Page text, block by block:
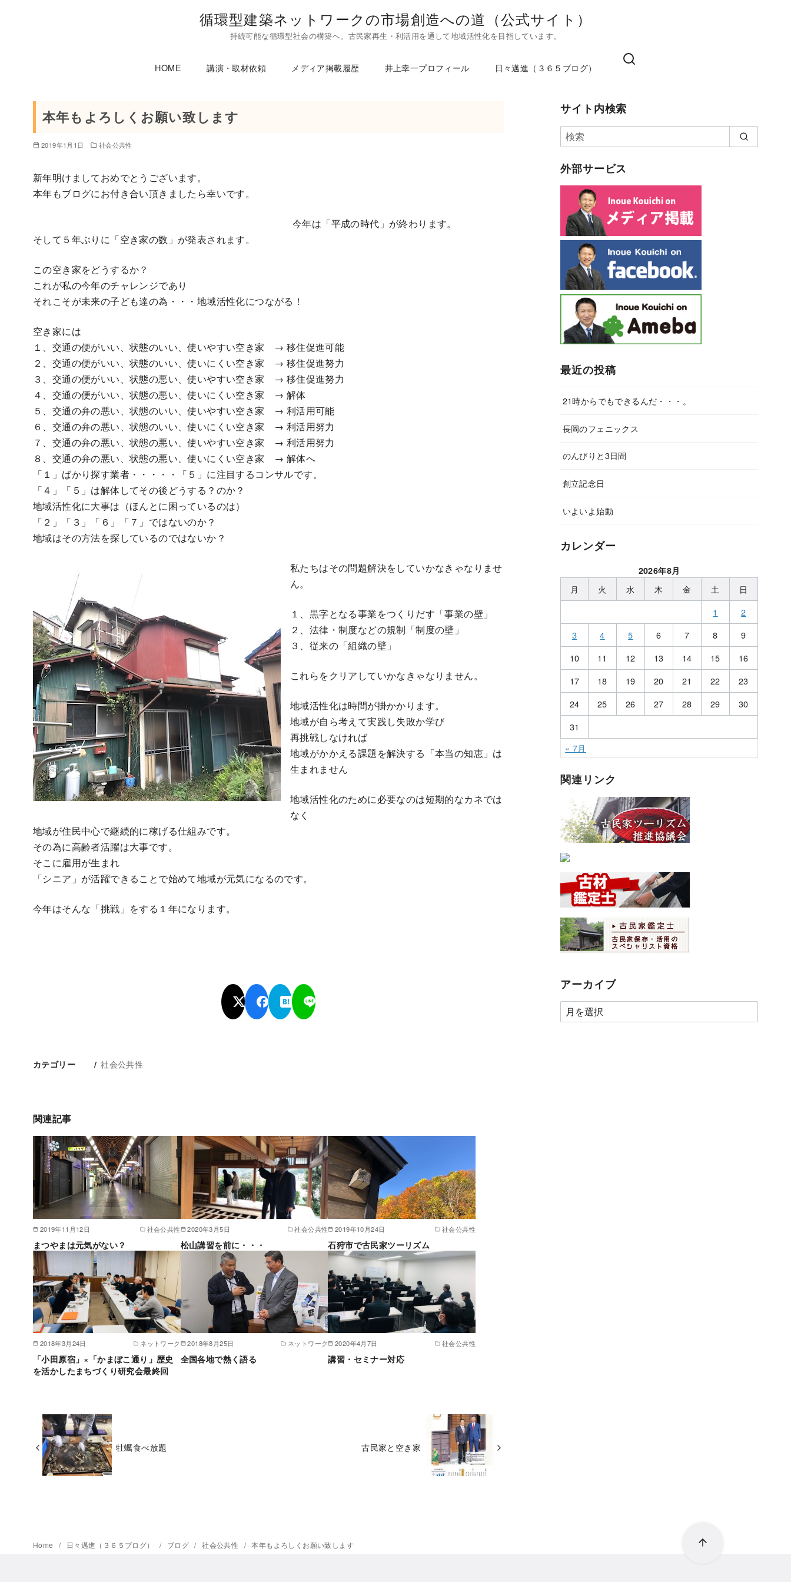
循環型建築ネットワークの市場創造への道（公式サイト）
持続可能な循環型社会の構築へ。古民家再生・利活用を通して地域活性化を目指しています。
HOME 講演・取材依頼 メディア掲載履歴 井上幸一プロフィール 日々邁進（３６５ブログ）
本年もよろしくお願い致します
2019年1月1日 社会公共性
新年明けましておめでとうございます。
本年もブログにお付き合い頂きましたら幸いです。
今年は「平成の時代」が終わります。
そして５年ぶりに「空き家の数」が発表されます。
この空き家をどうするか？
これが私の今年のチャレンジであり
それこそが未来の子ども達の為・・・地域活性化につながる！
空き家には
１、交通の便がいい、状態のいい、使いやすい空き家 → 移住促進可能
２、交通の便がいい、状態のいい、使いにくい空き家 → 移住促進努力
３、交通の便がいい、状態の悪い、使いやすい空き家 → 移住促進努力
４、交通の便がいい、状態の悪い、使いにくい空き家 → 解体
５、交通の弁の悪い、状態のいい、使いやすい空き家 → 利活用可能
６、交通の弁の悪い、状態のいい、使いにくい空き家 → 利活用努力
７、交通の弁の悪い、状態の悪い、使いやすい空き家 → 利活用努力
８、交通の弁の悪い、状態の悪い、使いにくい空き家 → 解体へ
「１」ばかり探す業者・・・・・「５」に注目するコンサルです。
「４」「５」は解体してその後どうする？のか？
地域活性化に大事は（ほんとに困っているのは）
「２」「３」「６」「７」ではないのか？
地域はその方法を探しているのではないか？
私たちはその問題解決をしていかなきゃなりませ
ん。
１、黒字となる事業をつくりだす「事業の壁」
２、法律・制度などの規制「制度の壁」
３、従来の「組織の壁」
これらをクリアしていかなきゃなりません。
地域活性化は時間が掛かかります。
地域が自ら考えて実践し失敗か学び
再挑戦しなければ
地域がかかえる課題を解決する「本当の知恵」は
生まれません
地域活性化のために必要なのは短期的なカネでは
なく
地域が住民中心で継続的に稼げる仕組みです。
その為に高齢者活躍は大事です。
そこに雇用が生まれ
「シニア」が活躍できることで始めて地域が元気になるのです。
今年はそんな「挑戦」をする１年になります。
カテゴリー 社会公共性
関連記事
2019年11月12日 社会公共性
まつやまは元気がない？
2020年3月5日 社会公共性
松山講習を前に・・・
2019年10月24日 社会公共性
石狩市で古民家ツーリズム
2018年3月24日 ネットワーク
「小田原宿」×「かまぼこ通り」歴史
を活かしたまちづくり研究会最終回
2018年8月25日 ネットワーク
全国各地で熱く語る
2020年4月7日 社会公共性
講習・セミナー対応
牡蠣食べ放題 古民家と空き家
サイト内検索
外部サービス
最近の投稿
21時からでもできるんだ・・・。
長岡のフェニックス
のんびりと3日間
創立記念日
いよいよ始動
カレンダー
2026年8月
月 火 水 木 金 土
日
1
2
3
4 5 6 7 8
9
10
11 12 13 14 15
16
17
18 19 20 21 22
23
24
25 26 27 28 29
30
31
« 7月
関連リンク
アーカイブ
ア
ー
Home 日々邁進（３６５ブログ） ブログ 社会公共性 本年もよろしくお願い致します